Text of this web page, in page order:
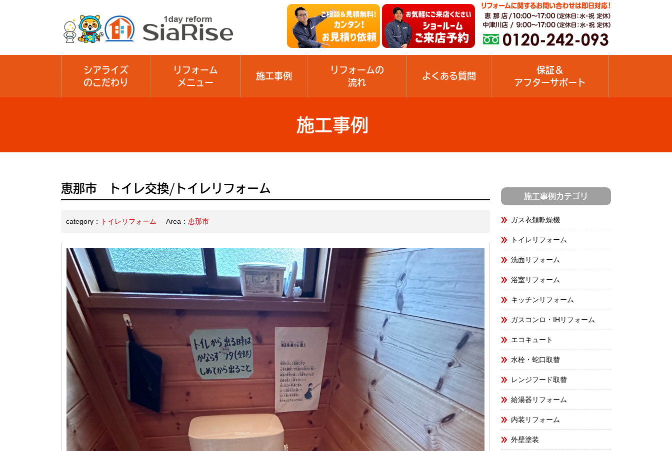
シアライズ
のこだわり
リフォーム
メニュー
施工事例
リフォームの
流れ
よくある質問
保証＆
アフターサポート
施工事例
恵那市 トイレ交換/トイレリフォーム
category： トイレリフォーム Area： 恵那市
施工事例カテゴリ
ガス衣類乾燥機
トイレリフォーム
洗面リフォーム
浴室リフォーム
キッチンリフォーム
ガスコンロ・IHリフォーム
エコキュート
水栓・蛇口取替
レンジフード取替
給湯器リフォーム
内装リフォーム
外壁塗装